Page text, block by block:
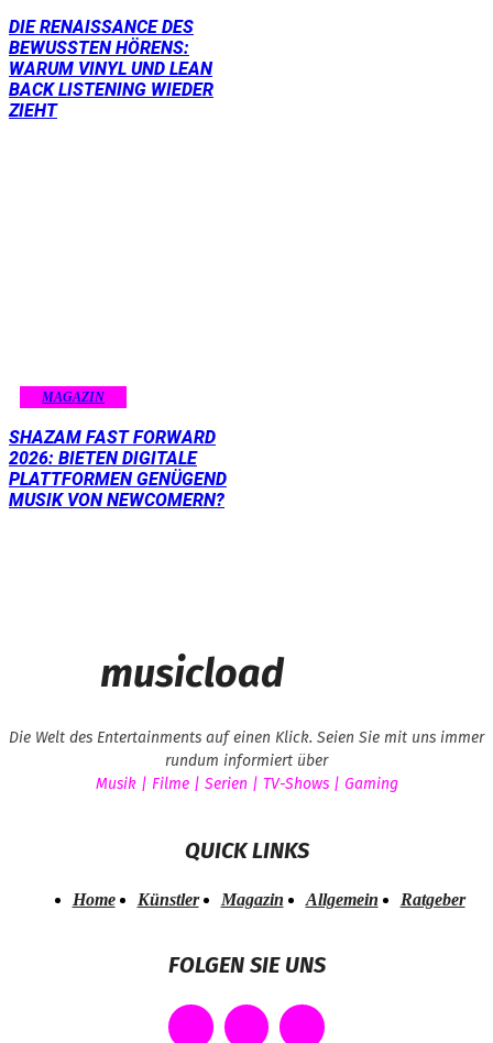
DIE RENAISSANCE DES
BEWUSSTEN HÖRENS:
WARUM VINYL UND LEAN
BACK LISTENING WIEDER
ZIEHT
MAGAZIN
SHAZAM FAST FORWARD
2026: BIETEN DIGITALE
PLATTFORMEN GENÜGEND
MUSIK VON NEWCOMERN?
musicload
Die Welt des Entertainments auf einen Klick. Seien Sie mit uns immer
rundum informiert über
Musik | Filme | Serien | TV-Shows | Gaming
QUICK LINKS
Home Künstler Magazin Allgemein Ratgeber
FOLGEN SIE UNS